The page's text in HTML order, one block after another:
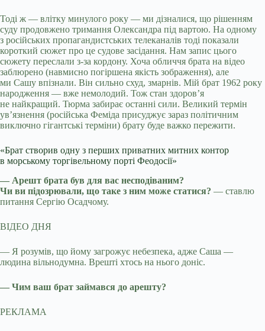
Тоді ж — влітку минулого року — ми дізналися, що рішенням
суду продовжено тримання Олександра під вартою. На одному
з російських пропагандистських телеканалів тоді показали
короткий сюжет про це судове засідання. Нам запис цього
сюжету переслали з-за кордону. Хоча обличчя брата на відео
заблюрено (навмисно погіршена якість зображення), але
ми Сашу впізнали. Він сильно схуд, змарнів. Мій брат 1962 року
народження — вже немолодий. Тож стан здоров’я
не найкращий. Тюрма забирає останні сили. Великий термін
ув’язнення (російська Феміда присуджує зараз політичним
виключно гігантські терміни) брату буде важко пережити.
«Брат створив одну з перших приватних митних контор
в морському торгівельному порті Феодосії»
— Арешт брата був для вас несподіваним?
Чи ви підозрювали, що таке з ним може статися? — ставлю
питання Сергію Осадчому.
ВІДЕО ДНЯ
— Я розумів, що йому загрожує небезпека, адже Саша —
людина вільнодумна. Врешті хтось на нього доніс.
— Чим ваш брат займався до арешту?
РЕКЛАМА